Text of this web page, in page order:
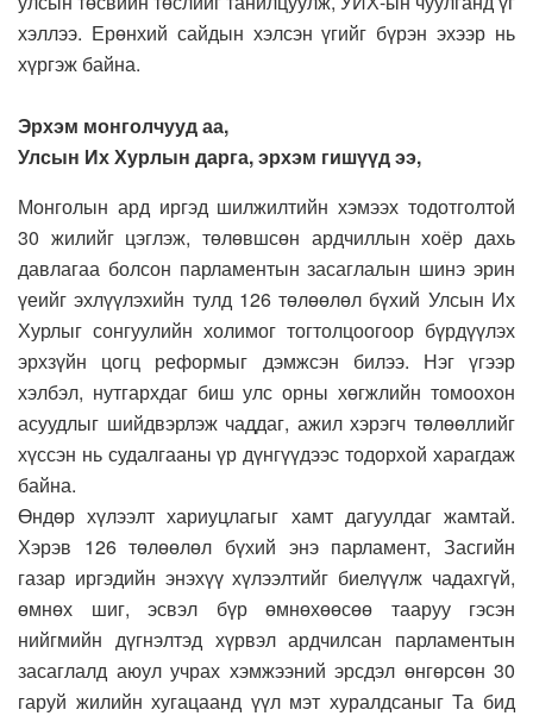
хэллээ. Ерөнхий сайдын хэлсэн үгийг бүрэн эхээр нь
хүргэж байна.
Эрхэм монголчууд аа,
Улсын Их Хурлын дарга, эрхэм гишүүд ээ,
Монголын ард иргэд шилжилтийн хэмээх тодотголтой
30 жилийг цэглэж, төлөвшсөн ардчиллын хоёр дахь
давлагаа болсон парламентын засаглалын шинэ эрин
үеийг эхлүүлэхийн тулд 126 төлөөлөл бүхий Улсын Их
Хурлыг сонгуулийн холимог тогтолцоогоор бүрдүүлэх
эрхзүйн цогц реформыг дэмжсэн билээ. Нэг үгээр
хэлбэл, нутгархдаг биш улс орны хөгжлийн томоохон
асуудлыг шийдвэрлэж чаддаг, ажил хэрэгч төлөөллийг
хүссэн нь судалгааны үр дүнгүүдээс тодорхой харагдаж
байна.
Өндөр хүлээлт хариуцлагыг хамт дагуулдаг жамтай.
Хэрэв 126 төлөөлөл бүхий энэ парламент, Засгийн
газар иргэдийн энэхүү хүлээлтийг биелүүлж чадахгүй,
өмнөх шиг, эсвэл бүр өмнөхөөсөө тааруу гэсэн
нийгмийн дүгнэлтэд хүрвэл ардчилсан парламентын
засаглалд аюул учрах хэмжээний эрсдэл өнгөрсөн 30
гаруй жилийн хугацаанд үүл мэт хуралдсаныг Та бид